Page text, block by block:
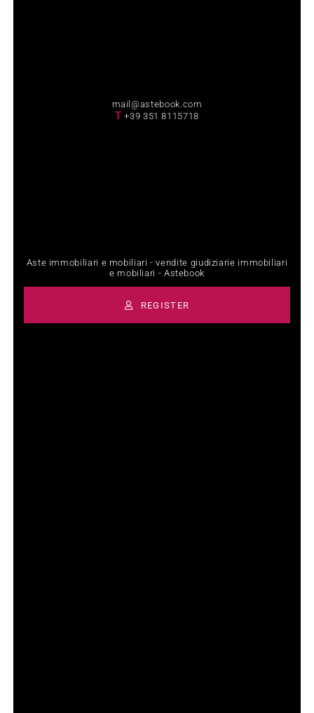
mail@astebook.com
T +39 351 8115718
Aste immobiliari e mobiliari - vendite giudiziarie immobiliari
e mobiliari - Astebook
REGISTER